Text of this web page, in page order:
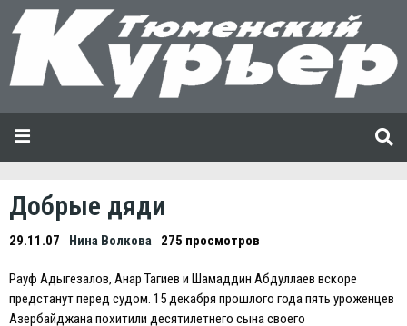
Добрые дяди
29.11.07 Нина Волкова 275 просмотров
Рауф Адыгезалов, Анар Тагиев и Шамаддин Абдуллаев вскоре
предстанут перед судом. 15 декабря прошлого года пять уроженцев
Азербайджана похитили десятилетнего сына своего